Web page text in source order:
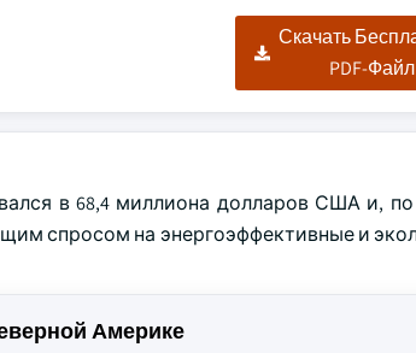
Скачать
PDF-Файл
в 68,4 миллиона долларов США и,
спросом на энергоэффективные и
Америке